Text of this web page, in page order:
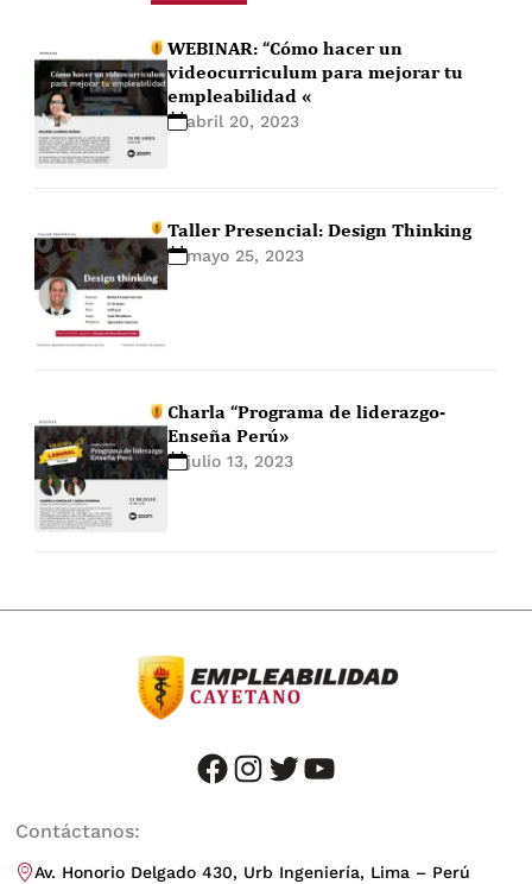
WEBINAR: “Cómo hacer un
videocurriculum para mejorar tu
empleabilidad «
abril 20, 2023
Taller Presencial: Design Thinking
mayo 25, 2023
Charla “Programa de liderazgo-
Enseña Perú»
julio 13, 2023
facebook instagram twitter youtube
Contáctanos:
Av. Honorio Delgado 430, Urb Ingeniería, Lima – Perú